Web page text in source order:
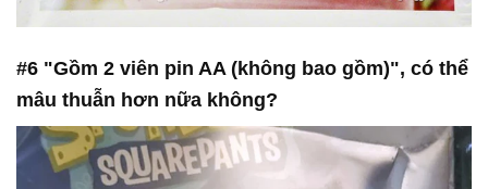
#6 "Gồm 2 viên pin AA (không bao gồm)", có thể
mâu thuẫn hơn nữa không?